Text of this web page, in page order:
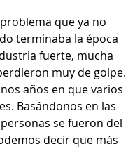
que ya no
terminaba la época
fuerte, mucha
muy de golpe.
años en que varios
Basándonos en las
se fueron del
decir que más